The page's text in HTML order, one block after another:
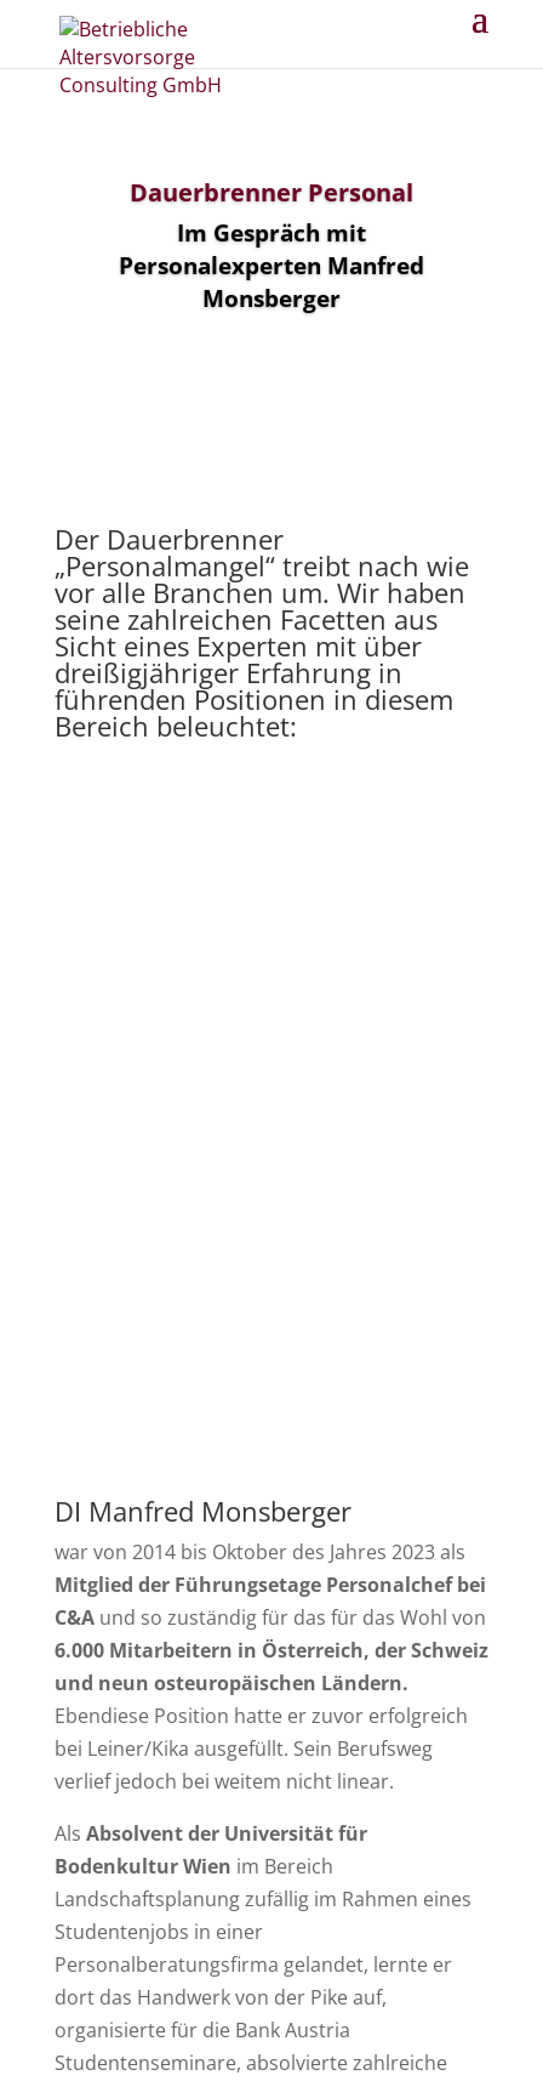
Dauerbrenner Personal
Im Gespräch mit
Personalexperten Manfred
Monsberger
Der Dauerbrenner
„Personalmangel“ treibt nach wie
vor alle Branchen um. Wir haben
seine zahlreichen Facetten aus
Sicht eines Experten mit über
dreißigjähriger Erfahrung in
führenden Positionen in diesem
Bereich beleuchtet:
DI Manfred Monsberger
war von 2014 bis Oktober des Jahres 2023 als
Mitglied der Führungsetage Personalchef bei
C&Aund so zuständig für das für das Wohl von
6.000 Mitarbeitern in Österreich, der Schweiz
und neun osteuropäischen Ländern.
Ebendiese Position hatte er zuvor erfolgreich
bei Leiner/Kika ausgefüllt. Sein Berufsweg
verlief jedoch bei weitem nicht linear.
Als Absolvent der Universität für
Bodenkultur Wien im Bereich
Landschaftsplanung zufällig im Rahmen eines
Studentenjobs in einer
Personalberatungsfirma gelandet, lernte er
dort das Handwerk von der Pike auf,
organisierte für die Bank Austria
Studentenseminare, absolvierte zahlreiche